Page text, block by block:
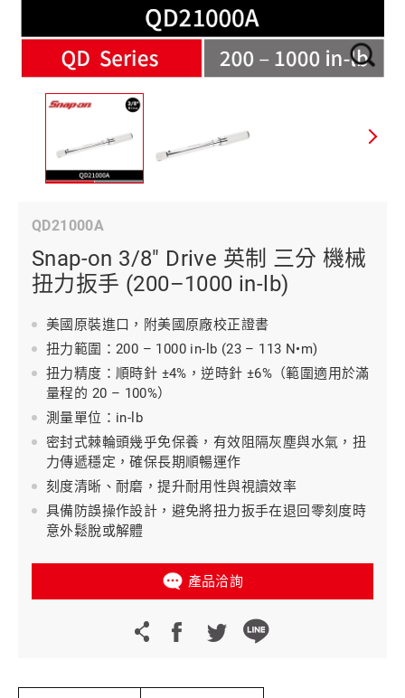
QD21000A
Snap-on 3/8" Drive 英制 三分 機械
扭力扳手 (200–1000 in-lb)
美國原裝進口，附美國原廠校正證書
扭力範圍：200 – 1000 in-lb (23 – 113 N•m)
扭力精度：順時針 ±4%，逆時針 ±6%（範圍適用於滿
量程的 20 – 100%）
測量單位：in-lb
密封式棘輪頭幾乎免保養，有效阻隔灰塵與水氣，扭
力傳遞穩定，確保長期順暢運作
刻度清晰、耐磨，提升耐用性與視讀效率
具備防誤操作設計，避免將扭力扳手在退回零刻度時
意外鬆脫或解體
產品洽詢